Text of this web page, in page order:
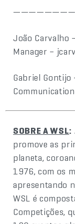
João Carvalho
Manager –
Gabriel Gontijo
SOBRE A WSL:
promove as
planeta,
1976, com os
apresentando
WSL é
Competições,